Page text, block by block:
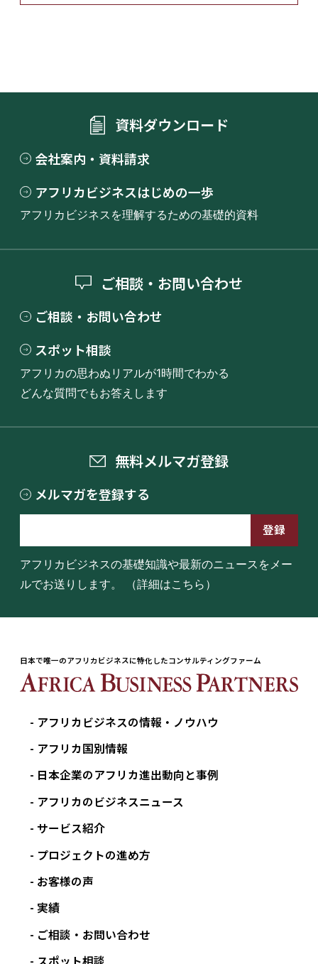
資料ダウンロード
会社案内・資料請求
アフリカビジネスはじめの一歩
アフリカビジネスを理解するための基礎的資料
ご相談・お問い合わせ
ご相談・お問い合わせ
スポット相談
アフリカの思わぬリアルが1時間でわかる
どんな質問でもお答えします
無料メルマガ登録
メルマガを登録する
アフリカビジネスの基礎知識や最新のニュースをメー
ルでお送りします。
（詳細はこちら）
日本で唯一のアフリカビジネスに特化したコンサルティングファーム
アフリカビジネスの情報・ノウハウ
アフリカ国別情報
日本企業のアフリカ進出動向と事例
アフリカのビジネスニュース
サービス紹介
プロジェクトの進め方
お客様の声
実績
ご相談・お問い合わせ